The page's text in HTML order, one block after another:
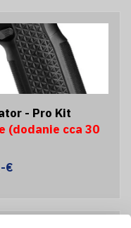
- Pro Kit
(dodanie cca 30
€